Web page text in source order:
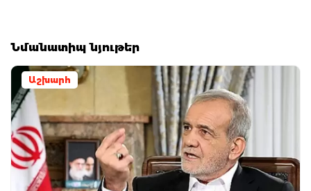
Նմանատիպ նյութեր
Աշխարհ